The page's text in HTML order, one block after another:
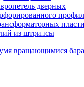
дверных
из штрипсы
вращающимися